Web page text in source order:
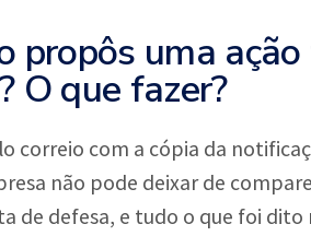
propôs uma
O que fazer?
correio com a cópia da
não pode deixar de
de defesa, e tudo o que foi